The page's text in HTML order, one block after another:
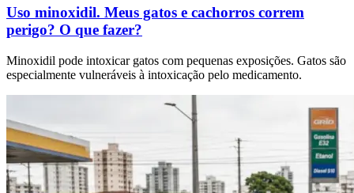
Uso minoxidil. Meus gatos e cachorros correm
perigo? O que fazer?
Minoxidil pode intoxicar gatos com pequenas exposições. Gatos são
especialmente vulneráveis à intoxicação pelo medicamento.